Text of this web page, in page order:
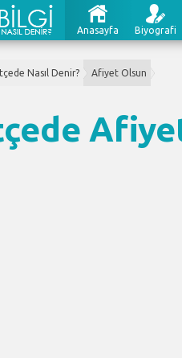
Anasayfa Biyografi
Nasıl Denir? Afiyet Olsun